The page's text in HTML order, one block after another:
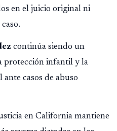
en el juicio original ni
continúa siendo un
protección infantil y la
casos de abuso
en California mantiene